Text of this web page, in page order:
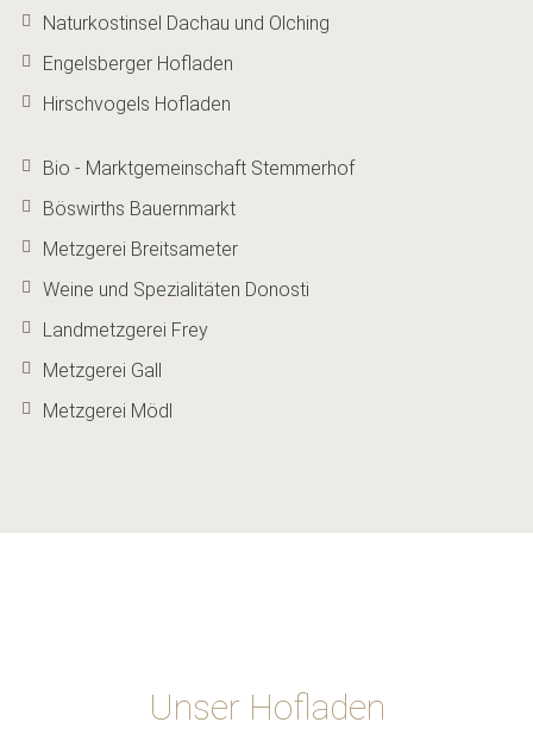
Naturkostinsel Dachau und Olching
Engelsberger Hofladen
Hirschvogels Hofladen
Bio - Marktgemeinschaft Stemmerhof
Böswirths Bauernmarkt
Metzgerei Breitsameter
Weine und Spezialitäten Donosti
Landmetzgerei Frey
Metzgerei Gall
Metzgerei Mödl
Unser Hofladen